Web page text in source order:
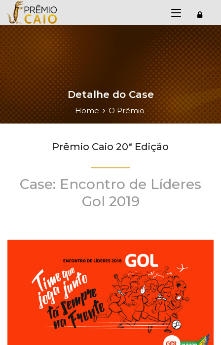
Detalhe do Case
Home O Prêmio
Prêmio Caio 20ª Edição
Case: Encontro de Líderes
Gol 2019